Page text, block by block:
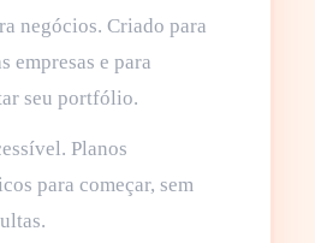
negócios. Criado para
empresas e para
seu portfólio.
Planos
para começar, sem